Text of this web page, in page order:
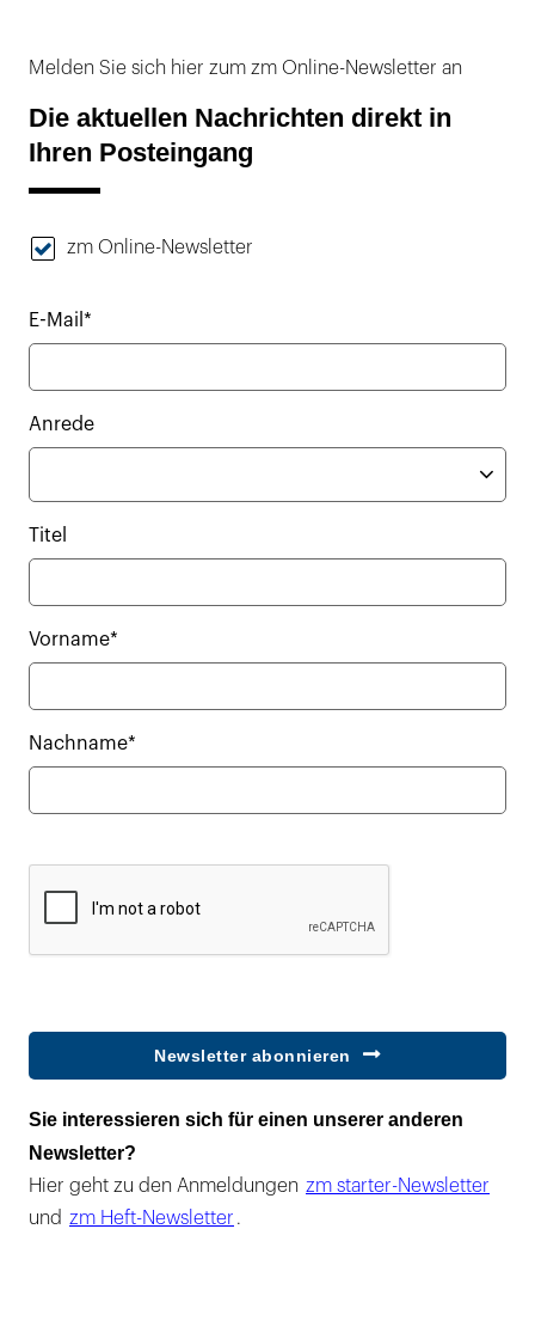
Melden Sie sich hier zum zm Online-Newsletter an
Die aktuellen Nachrichten direkt in
Ihren Posteingang
zm Online-Newsletter
E-Mail*
Anrede
Titel
Vorname*
Nachname*
Newsletter abonnieren
Sie interessieren sich für einen unserer anderen
Newsletter?
Hier geht zu den Anmeldungen zm starter-Newsletter
und zm Heft-Newsletter .